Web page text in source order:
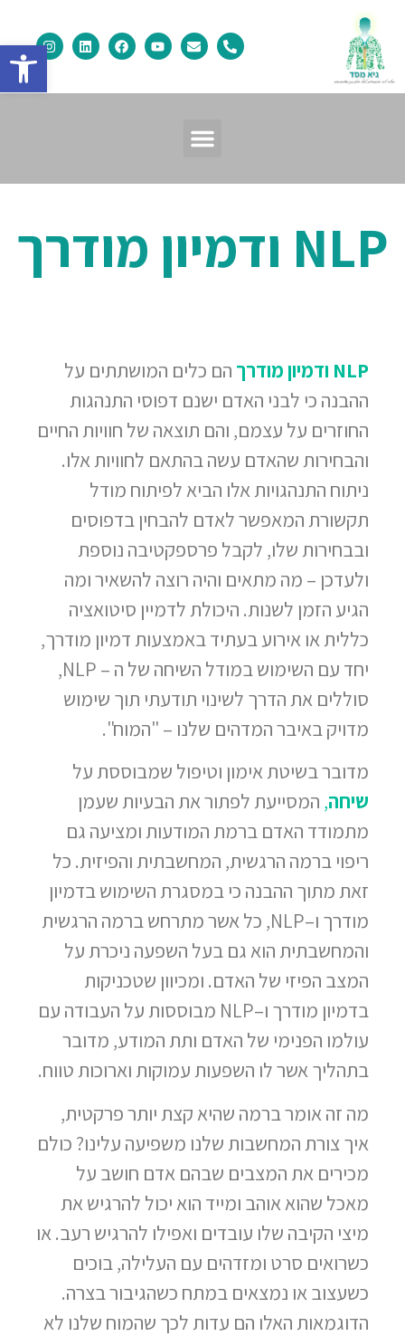
NLP ודמיון מודרך
NLP ודמיון מודרך הם כלים המושתתים על
ההבנה כי לבני האדם ישנם דפוסי התנהגות
החוזרים על עצמם, והם תוצאה של חוויות החיים
והבחירות שהאדם עשה בהתאם לחוויות אלו.
ניתוח התנהגויות אלו הביא לפיתוח מודל
תקשורת המאפשר לאדם להבחין בדפוסים
ובבחירות שלו, לקבל פרספקטיבה נוספת
ולעדכן – מה מתאים והיה רוצה להשאיר ומה
הגיע הזמן לשנות. היכולת לדמיין סיטואציה
כללית או אירוע בעתיד באמצעות דמיון מודרך,
יחד עם השימוש במודל השיחה של ה – NLP,
סוללים את הדרך לשינוי תודעתי תוך שימוש
מדויק באיבר המדהים שלנו – "המוח".
מדובר בשיטת אימון וטיפול שמבוססת על
שיחה, המסייעת לפתור את הבעיות שעמן
מתמודד האדם ברמת המודעות ומציעה גם
ריפוי ברמה הרגשית, המחשבתית והפיזית. כל
זאת מתוך ההבנה כי במסגרת השימוש בדמיון
מודרך ו–NLP, כל אשר מתרחש ברמה הרגשית
והמחשבתית הוא גם בעל השפעה ניכרת על
המצב הפיזי של האדם. ומכיוון שטכניקות
בדמיון מודרך ו–NLP מבוססות על העבודה עם
עולמו הפנימי של האדם ותת המודע, מדובר
בתהליך אשר לו השפעות עמוקות וארוכות טווח.
מה זה אומר ברמה שהיא קצת יותר פרקטית,
איך צורת המחשבות שלנו משפיעה עלינו? כולם
מכירים את המצבים שבהם אדם חושב על
מאכל שהוא אוהב ומייד הוא יכול להרגיש את
מיצי הקיבה שלו עובדים ואפילו להרגיש רעב. או
כשרואים סרט ומזדהים עם העלילה, בוכים
כשעצוב או נמצאים במתח כשהגיבור בצרה.
הדוגמאות האלו הם עדות לכך שהמוח שלנו לא